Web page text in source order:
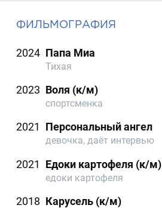
ФИЛЬМОГРАФИЯ
2024 Папа Миа
Тихая
2023 Воля (к/м)
спортсменка
2021 Персональный ангел
девочка, даёт интервью
2021 Едоки картофеля (к/м)
едоки картофеля
2018 Карусель (к/м)